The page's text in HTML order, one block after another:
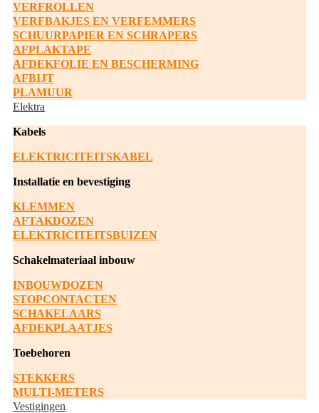
VERFROLLEN
VERFBAKJES EN VERFEMMERS
SCHUURPAPIER EN SCHRAPERS
AFPLAKTAPE
AFDEKFOLIE EN BESCHERMING
AFBIJT
PLAMUUR
Elektra
Kabels
ELEKTRICITEITSKABEL
Installatie en bevestiging
KLEMMEN
AFTAKDOZEN
ELEKTRICITEITSBUIZEN
Schakelmateriaal inbouw
INBOUWDOZEN
STOPCONTACTEN
SCHAKELAARS
AFDEKPLAATJES
Toebehoren
STEKKERS
MULTI-METERS
Vestigingen